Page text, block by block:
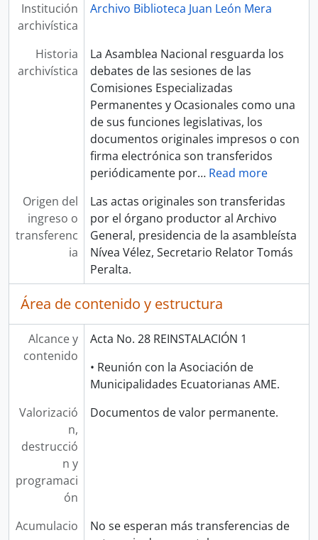
Institución
archivística
Archivo Biblioteca Juan León Mera
Historia
archivística
La Asamblea Nacional resguarda los
debates de las sesiones de las
Comisiones Especializadas
Permanentes y Ocasionales como una
de sus funciones legislativas, los
documentos originales impresos o con
firma electrónica son transferidos
periódicamente por… Read more
Origen del
ingreso o
transferenc
ia
Las actas originales son transferidas
por el órgano productor al Archivo
General, presidencia de la asambleísta
Nívea Vélez, Secretario Relator Tomás
Peralta.
Área de contenido y estructura
Alcance y
contenido
Acta No. 28 REINSTALACIÓN 1
• Reunión con la Asociación de
Municipalidades Ecuatorianas AME.
Valorizació
n,
destrucció
n y
programaci
ón
Documentos de valor permanente.
Acumulacio
No se esperan más transferencias de